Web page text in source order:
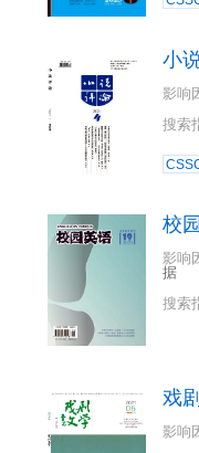
小
影响
搜索
校
影响
据
搜索
戏
影响